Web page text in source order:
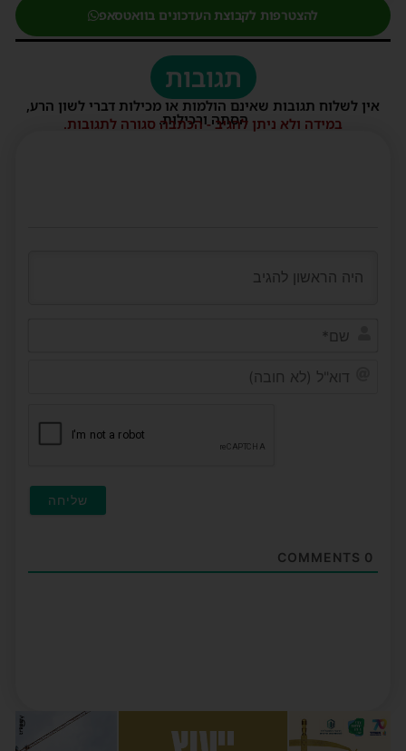
להצטרפות לקבוצת העדכונים בוואטסאפ
תגובות
אין לשלוח תגובות שאינם הולמות או מכילות דברי לשון הרע,
הסתה ורכילות.
במידה ולא ניתן להגיב - הכתבה סגורה לתגובות.
0